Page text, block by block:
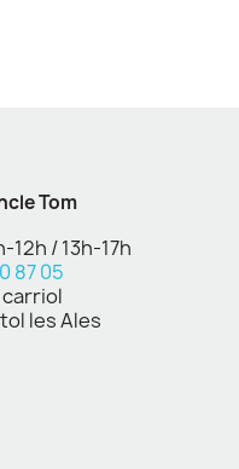
Tom
12h / 13h-17h
87 05
les Ales